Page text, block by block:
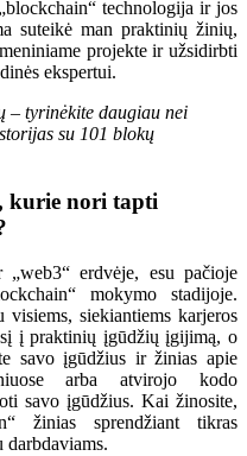
technologija ir jos
suteikė man praktinių žinių,
projekte ir užsidirbti
ekspertui.
– tyrinėkite daugiau nei
su 101 blokų
kurie nori tapti
„web3“ erdvėje, esu pačioje
mokymo stadijoje.
siekiantiems karjeros
į praktinių įgūdžių įgijimą, o
savo įgūdžius ir žinias apie
arba atvirojo kodo
savo įgūdžius. Kai žinosite,
žinias sprendžiant tikras
darbdaviams.